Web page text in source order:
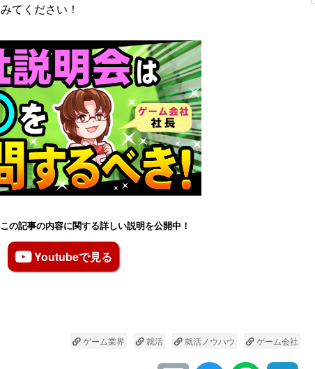
てください！
の記事の内容に関する詳しい説明を公開中！
Youtubeで見る
ゲーム業界 就活 就活ノウハウ ゲーム会社